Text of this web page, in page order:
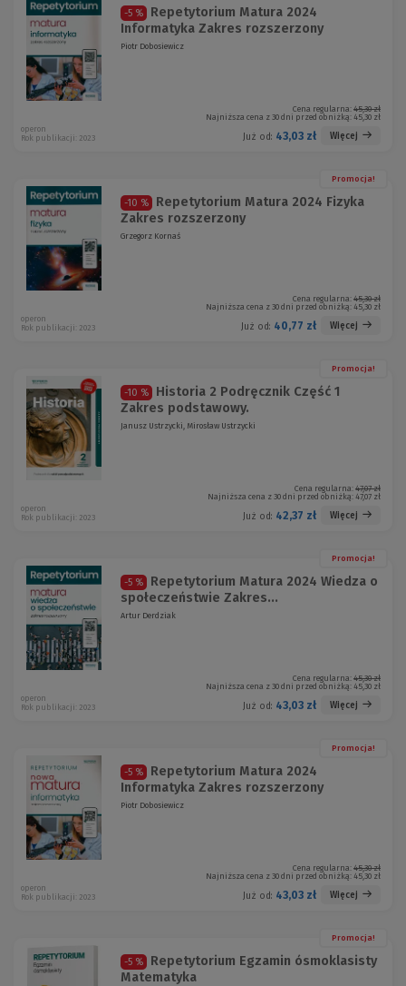
-5 %
Repetytorium Matura 2024
Informatyka Zakres rozszerzony
Piotr Dobosiewicz
Cena regularna: 45,30 zł
Najniższa cena z 30 dni przed obniżką: 45,30 zł
Już od: 43,03 zł Więcej
operon
Rok publikacji: 2023
Promocja!
-10 %
Repetytorium Matura 2024 Fizyka
Zakres rozszerzony
Grzegorz Kornaś
Cena regularna: 45,30 zł
Najniższa cena z 30 dni przed obniżką: 45,30 zł
Już od: 40,77 zł Więcej
operon
Rok publikacji: 2023
Promocja!
-10 %
Historia 2 Podręcznik Część 1
Zakres podstawowy.
Janusz Ustrzycki, Mirosław Ustrzycki
Cena regularna: 47,07 zł
Najniższa cena z 30 dni przed obniżką: 47,07 zł
Już od: 42,37 zł Więcej
operon
Rok publikacji: 2023
Promocja!
-5 %
Repetytorium Matura 2024 Wiedza o
społeczeństwie Zakres...
Artur Derdziak
Cena regularna: 45,30 zł
Najniższa cena z 30 dni przed obniżką: 45,30 zł
Już od: 43,03 zł Więcej
operon
Rok publikacji: 2023
Promocja!
-5 %
Repetytorium Matura 2024
Informatyka Zakres rozszerzony
Piotr Dobosiewicz
Cena regularna: 45,30 zł
Najniższa cena z 30 dni przed obniżką: 45,30 zł
Już od: 43,03 zł Więcej
operon
Rok publikacji: 2023
Promocja!
-5 %
Repetytorium Egzamin ósmoklasisty
Matematyka